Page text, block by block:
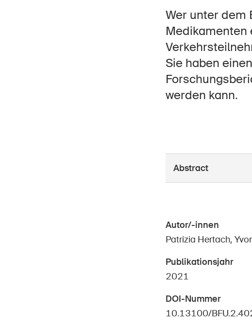
Startseite
Wer unter dem
Medikamenten
Sie haben
werden kann.
Abstract
Autor/-innen
Patrizia Hertach,
Publikationsjahr
2021
DOI-Nummer
10.13100/